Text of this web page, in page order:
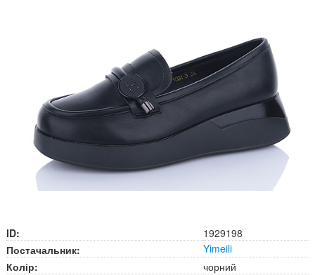
ID:
1929198
Постачальник:
Yimeili
Колір:
чорний